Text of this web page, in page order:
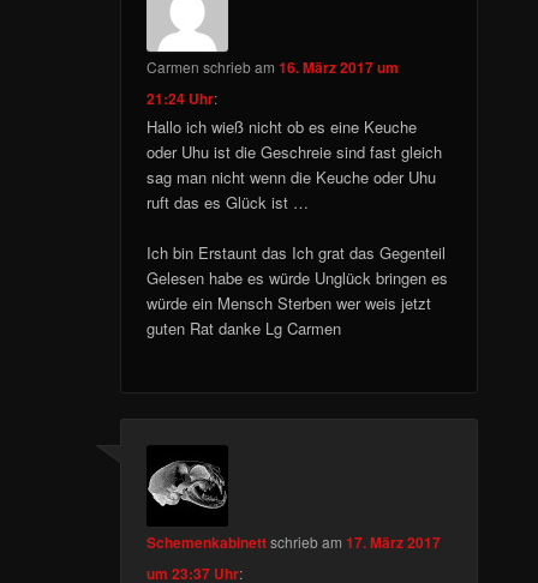
Carmen schriebam16. März 2017 um
21:24 Uhr:
Hallo ich wieß nicht ob es eine Keuche
oder Uhu ist die Geschreie sind fast gleich
sag man nicht wenn die Keuche oder Uhu
ruft das es Glück ist …
Ich bin Erstaunt das Ich grat das Gegenteil
Gelesen habe es würde Unglück bringen es
würde ein Mensch Sterben wer weis jetzt
guten Rat danke Lg Carmen
Schemenkabinettschriebam17. März 2017
um 23:37 Uhr: